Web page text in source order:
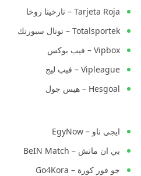
Tarjeta Roja – تارخيتا روخا
Totalsportek – توتال سبورتك
Vipbox – فيب بوكس
Vipleague – فيب ليج
Hesgoal – هيس جول
ايجي ناو – EgyNow
بي ان ماتش – BeIN Match
جو فور كورة – Go4Kora